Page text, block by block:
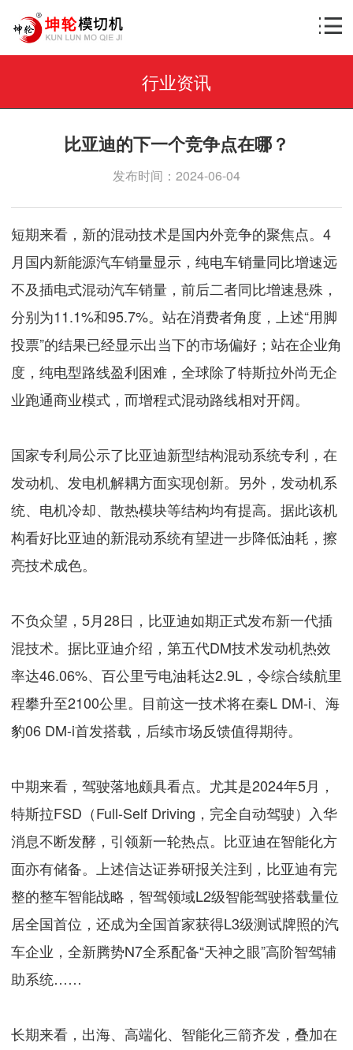
行业资讯
比亚迪的下一个竞争点在哪？
发布时间：2024-06-04
短期来看，新的混动技术是国内外竞争的聚焦点。4
月国内新能源汽车销量显示，纯电车销量同比增速远
不及插电式混动汽车销量，前后二者同比增速悬殊，
分别为11.1%和95.7%。站在消费者角度，上述“用脚
投票”的结果已经显示出当下的市场偏好；站在企业角
度，纯电型路线盈利困难，全球除了特斯拉外尚无企
业跑通商业模式，而增程式混动路线相对开阔。
国家专利局公示了比亚迪新型结构混动系统专利，在
发动机、发电机解耦方面实现创新。另外，发动机系
统、电机冷却、散热模块等结构均有提高。据此该机
构看好比亚迪的新混动系统有望进一步降低油耗，擦
亮技术成色。
不负众望，5月28日，比亚迪如期正式发布新一代插
混技术。据比亚迪介绍，第五代DM技术发动机热效
率达46.06%、百公里亏电油耗达2.9L，令综合续航里
程攀升至2100公里。目前这一技术将在秦L DM-i、海
豹06 DM-i首发搭载，后续市场反馈值得期待。
中期来看，驾驶落地颇具看点。尤其是2024年5月，
特斯拉FSD（Full-Self Driving，完全自动驾驶）入华
消息不断发酵，引领新一轮热点。比亚迪在智能化方
面亦有储备。上述信达证券研报关注到，比亚迪有完
整的整车智能战略，智驾领域L2级智能驾驶搭载量位
居全国首位，还成为全国首家获得L3级测试牌照的汽
车企业，全新腾势N7全系配备“天神之眼”高阶智驾辅
助系统……
长期来看，出海、高端化、智能化三箭齐发，叠加在